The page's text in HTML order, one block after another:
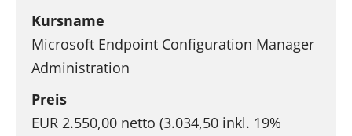
Kursname
Microsoft Endpoint Configuration Manager
Administration
Preis
EUR 2.550,00 netto (3.034,50 inkl. 19%